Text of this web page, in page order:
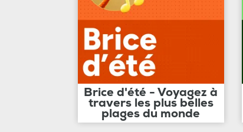
Brice d'été - Voyagez à
travers les plus belles
plages du monde